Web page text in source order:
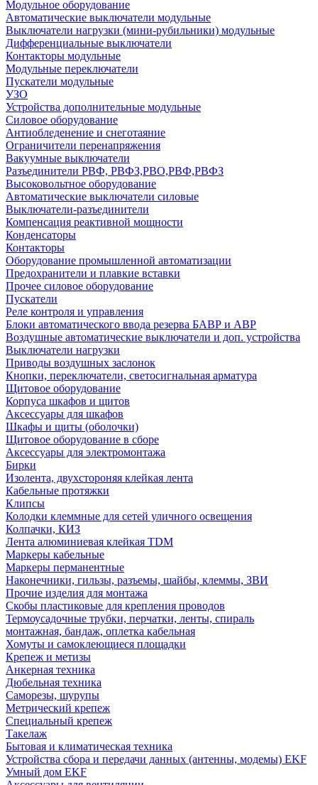
Модульное оборудование
Автоматические выключатели модульные
Выключатели нагрузки (мини-рубильники) модульные
Дифференциальные выключатели
Контакторы модульные
Модульные переключатели
Пускатели модульные
УЗО
Устройства дополнительные модульные
Силовое оборудование
Антиобледенение и снеготаяние
Ограничители перенапряжения
Вакуумные выключатели
Разъединители РВФ, РВФЗ,РВО,РВФ,РВФЗ
Высоковольтное оборудование
Автоматические выключатели cиловые
Выключатели-разъединители
Компенсация реактивной мощности
Конденсаторы
Контакторы
Оборудование промышленной автоматизации
Предохранители и плавкие вставки
Прочее силовое оборудование
Пускатели
Реле контроля и управления
Блоки автоматического ввода резерва БАВР и АВР
Воздушные автоматические выключатели и доп. устройства
Выключатели нагрузки
Приводы воздушных заслонок
Кнопки, переключатели, светосигнальная арматура
Щитовое оборудование
Корпуса шкафов и щитов
Аксессуары для шкафов
Шкафы и щиты (оболочки)
Щитовое оборудование в сборе
Аксессуары для электромонтажа
Бирки
Изолента, двухстороняя клейкая лента
Кабельные протяжки
Клипсы
Колодки клеммные для сетей уличного освещения
Колпачки, КИЗ
Лента алюминиевая клейкая TDM
Маркеры кабельные
Маркеры перманентные
Наконечники, гильзы, разъемы, шайбы, клеммы, ЗВИ
Прочие изделия для монтажа
Скобы пластиковые для крепления проводов
Термоусадочные трубки, перчатки, ленты, спираль
монтажная, бандаж, оплетка кабельная
Хомуты и самоклеющиеся площадки
Крепеж и метизы
Анкерная техника
Дюбельная техника
Саморезы, шурупы
Метрический крепеж
Специальный крепеж
Такелаж
Бытовая и климатическая техника
Устройства сбора и передачи данных (антенны, модемы) EKF
Умный дом EKF